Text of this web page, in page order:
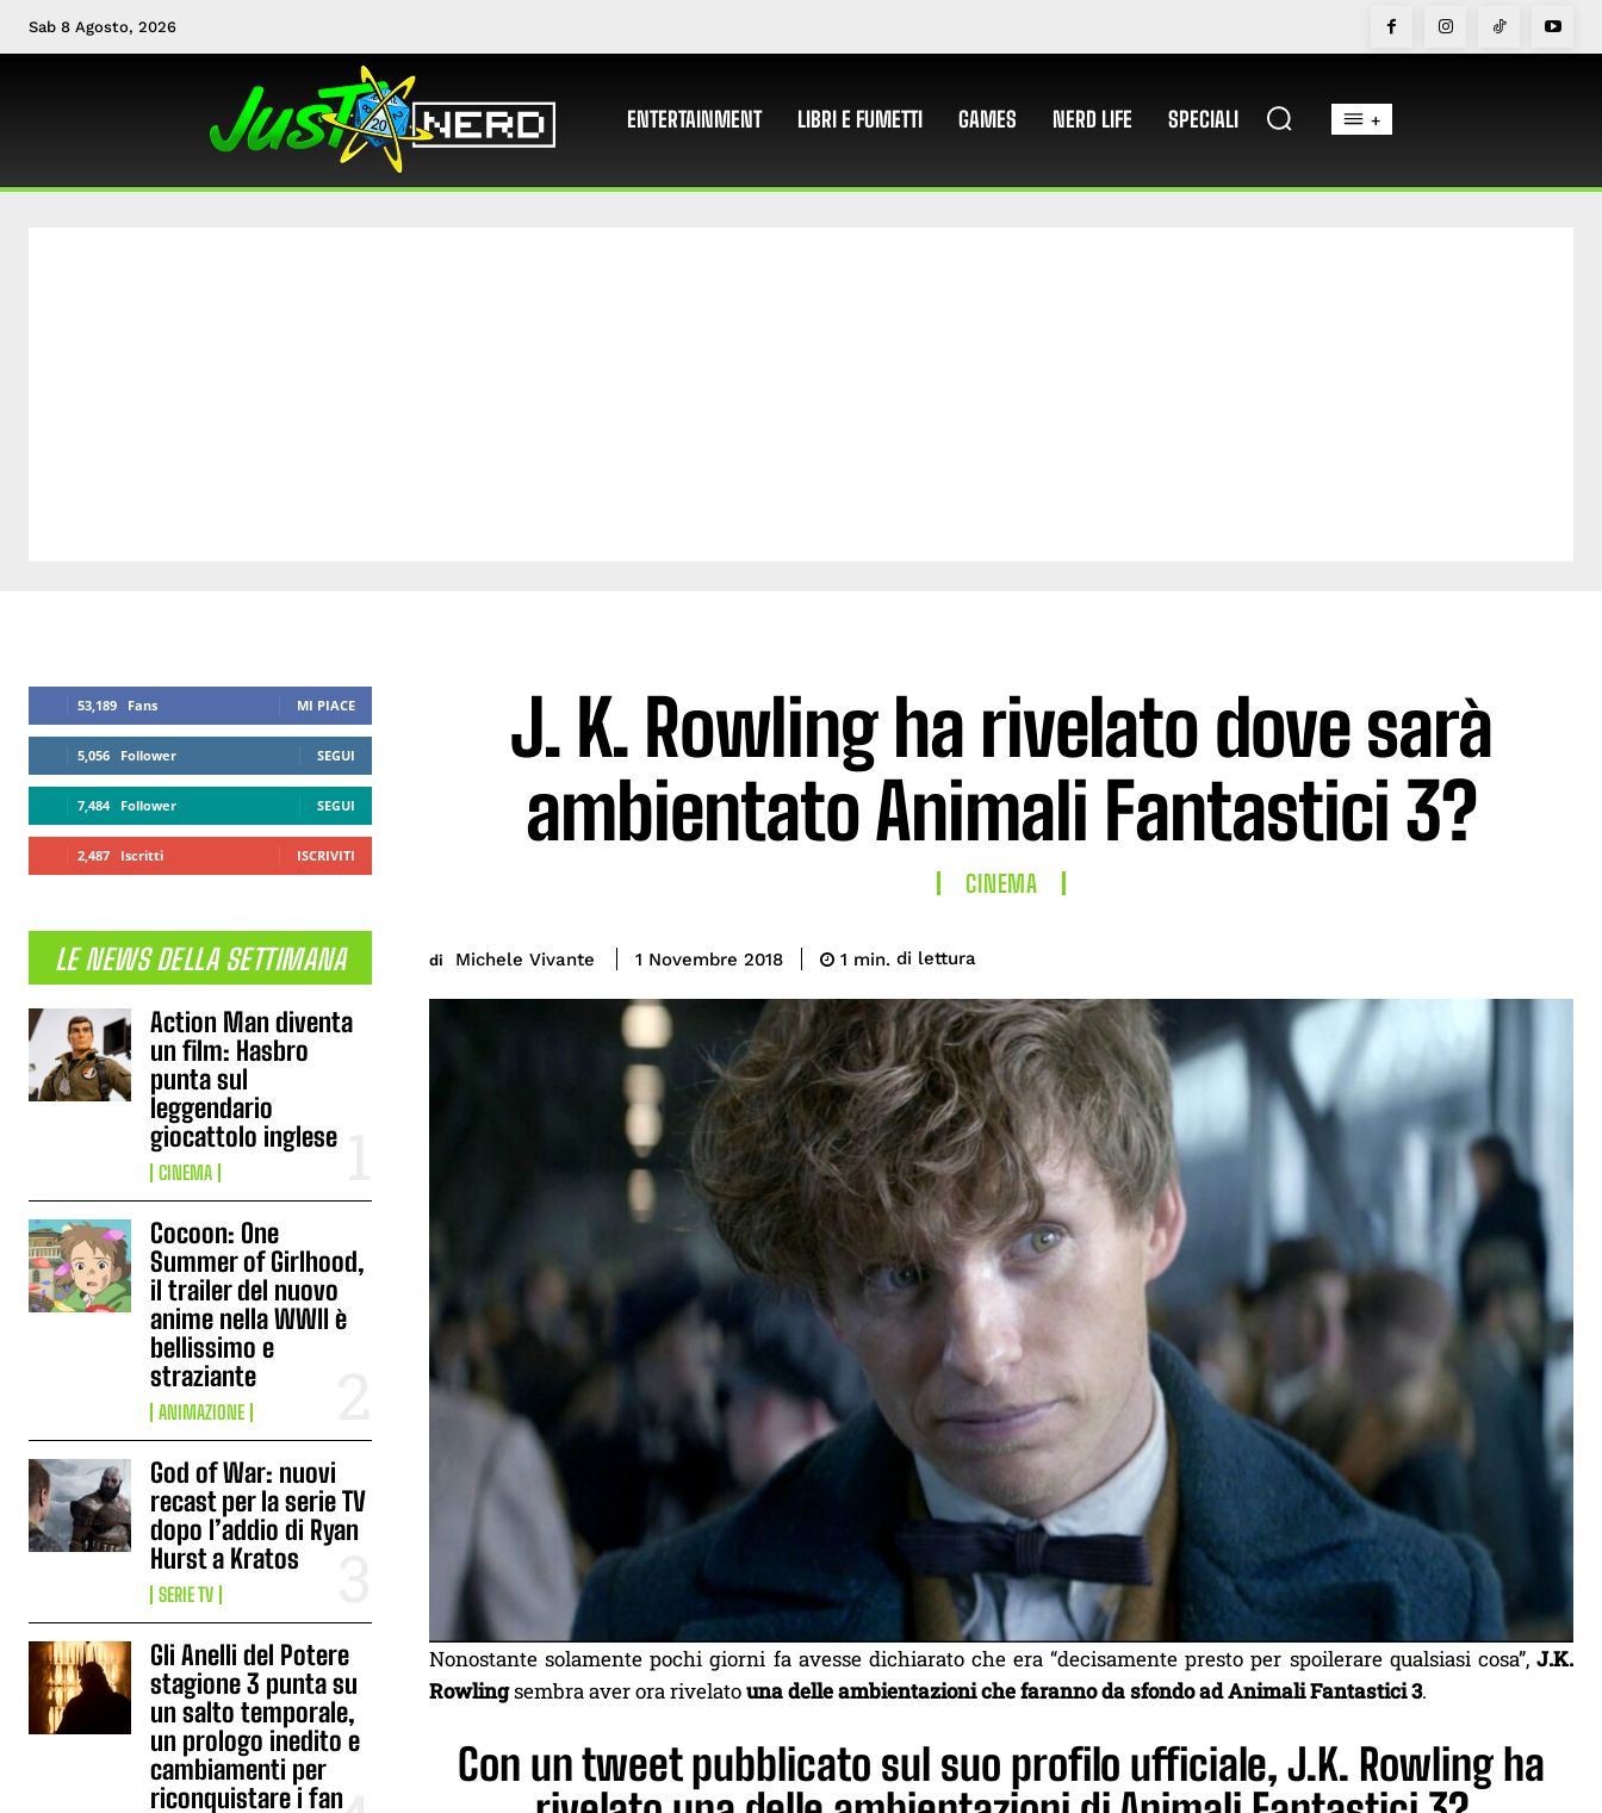
Sab 8 Agosto, 2026
ENTERTAINMENT LIBRI E FUMETTI GAMES NERD LIFE SPECIALI +
53,189 Fans MI PIACE
5,056 Follower SEGUI
7,484 Follower SEGUI
2,487 Iscritti ISCRIVITI
LE NEWS DELLA SETTIMANA
Action Man diventa
un film: Hasbro
punta sul
leggendario
giocattolo inglese
CINEMA
Cocoon: One
Summer of Girlhood,
il trailer del nuovo
anime nella WWII è
bellissimo e
straziante
ANIMAZIONE
God of War: nuovi
recast per la serie TV
dopo l’addio di Ryan
Hurst a Kratos
SERIE TV
Gli Anelli del Potere
stagione 3 punta su
un salto temporale,
un prologo inedito e
cambiamenti per
riconquistare i fan
J. K. Rowling ha rivelato dove sarà
ambientato Animali Fantastici 3?
CINEMA
di Michele Vivante 1 Novembre 2018 1 min. di lettura
Nonostante solamente pochi giorni fa avesse dichiarato che era “decisamente presto per spoilerare qualsiasi cosa”, J.K.
Rowlingsembra aver ora rivelatouna delle ambientazioni che faranno da sfondo ad Animali Fantastici 3.
Con un tweet pubblicato sul suo profilo ufficiale, J.K. Rowling ha